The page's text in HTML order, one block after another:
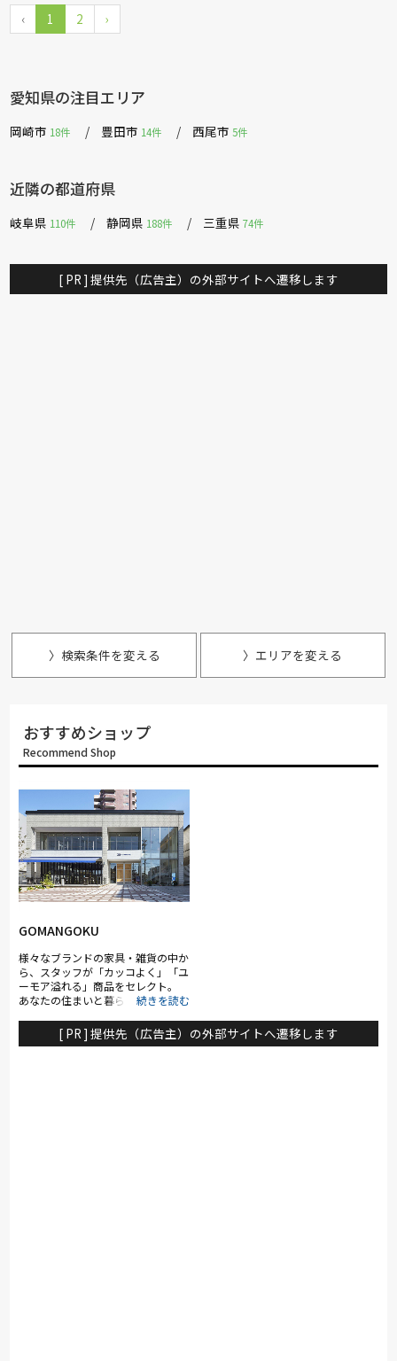
‹ 1 2 ›
愛知県の注目エリア
岡崎市 18件 豊田市 14件 西尾市5件
近隣の都道府県
岐阜県 110件 静岡県 188件 三重県74件
[ PR ] 提供先（広告主）の外部サイトへ遷移します
〉検索条件を変える 〉エリアを変える
おすすめショップ
Recommend Shop
GOMANGOKU
様々なブランドの家具・雑貨の中か
ら、スタッフが「カッコよく」「ユ
ーモア溢れる」商品をセレクト。
あなたの住まいと暮らし、心を豊か
[ PR ] 提供先（広告主）の外部サイトへ遷移します